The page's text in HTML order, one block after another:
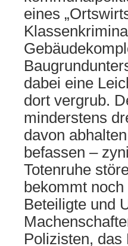
eines
dabei eine
dort vergrub.
minderstens
davon
befassen –
Totenruhe
bekommt
Beteiligte und
Polizisten, das